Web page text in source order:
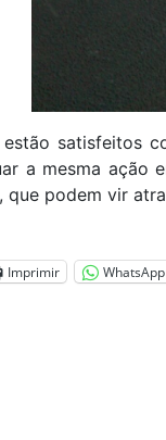
estão satisfeitos
a mesma ação
que podem vir
Imprimir WhatsApp